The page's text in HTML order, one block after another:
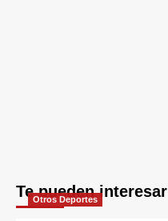
Te pueden interesar
Otros Deportes